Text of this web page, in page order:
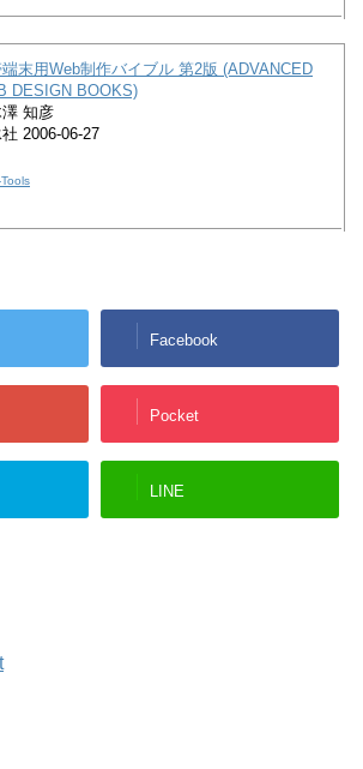
末用Web制作バイブル 第2版 (ADVANCED
DESIGN BOOKS)
澤 知彦
2006-06-27
Facebook
Pocket
LINE